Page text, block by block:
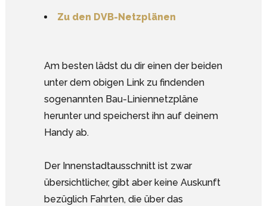
Zu den DVB-Netzplänen
Am besten lädst du dir einen der beiden
unter dem obigen Link zu findenden
sogenannten Bau-Liniennetzpläne
herunter und speicherst ihn auf deinem
Handy ab.
Der Innenstadtausschnitt ist zwar
übersichtlicher, gibt aber keine Auskunft
bezüglich Fahrten, die über das